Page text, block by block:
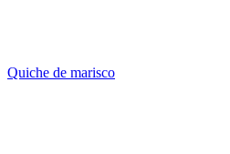
Quiche de marisco